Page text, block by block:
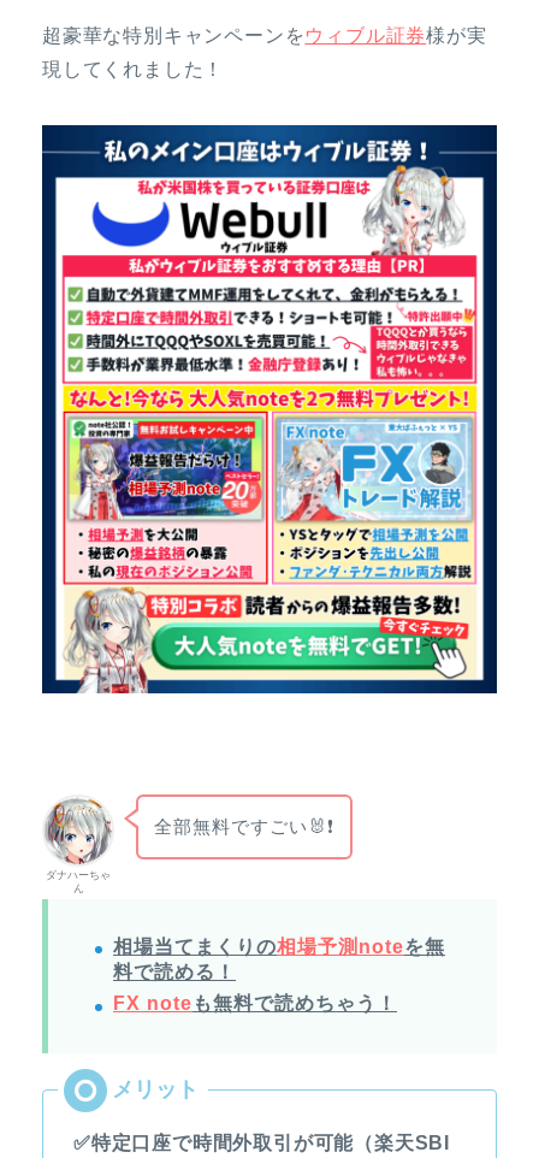
超豪華な特別キャンペーンを ウィブル証券様が実
現してくれました！
ダナハーちゃ
ん
全部無料ですごい🐰❗
相場当てまくりの相場予測noteを無
料で読める！
FX note も無料で読めちゃう！
✅特定口座で時間外取引が可能（楽天SBI